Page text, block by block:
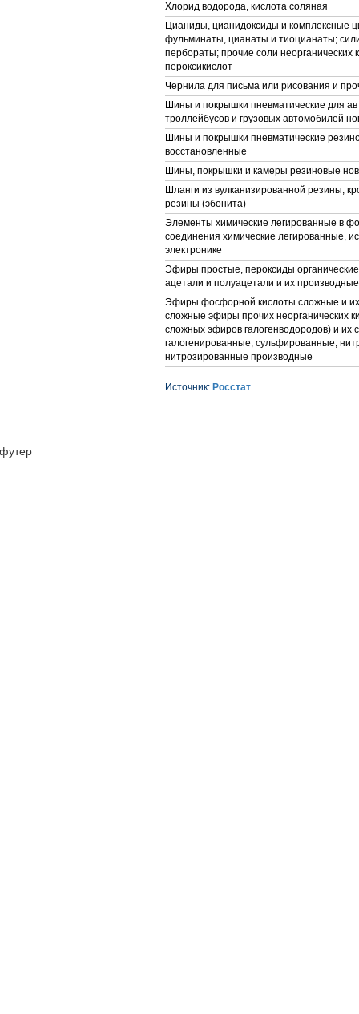
Хлорид водорода, кислота соляная
Цианиды, цианидоксиды и комплексные
фульминаты, цианаты и тиоцианаты;
пербораты; прочие соли неорганических
пероксикислот
Чернила для письма или рисования и
Шины и покрышки пневматические для
троллейбусов и грузовых автомобилей
Шины и покрышки пневматические
восстановленные
Шины, покрышки и камеры резиновые
Шланги из вулканизированной резины,
резины (эбонита)
Элементы химические легированные в
соединения химические легированные,
электронике
Эфиры простые, пероксиды
ацетали и полуацетали и их производные
Эфиры фосфорной кислоты сложные и
сложные эфиры прочих неорганических
сложных эфиров галогенводородов) и их
галогенированные, сульфированные,
нитрозированные производные
Источник: Росстат
футер